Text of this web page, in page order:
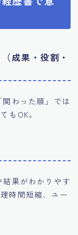
成果・役割・
わった順」では
もOK。
果がわかりやす
時間短縮、ユー